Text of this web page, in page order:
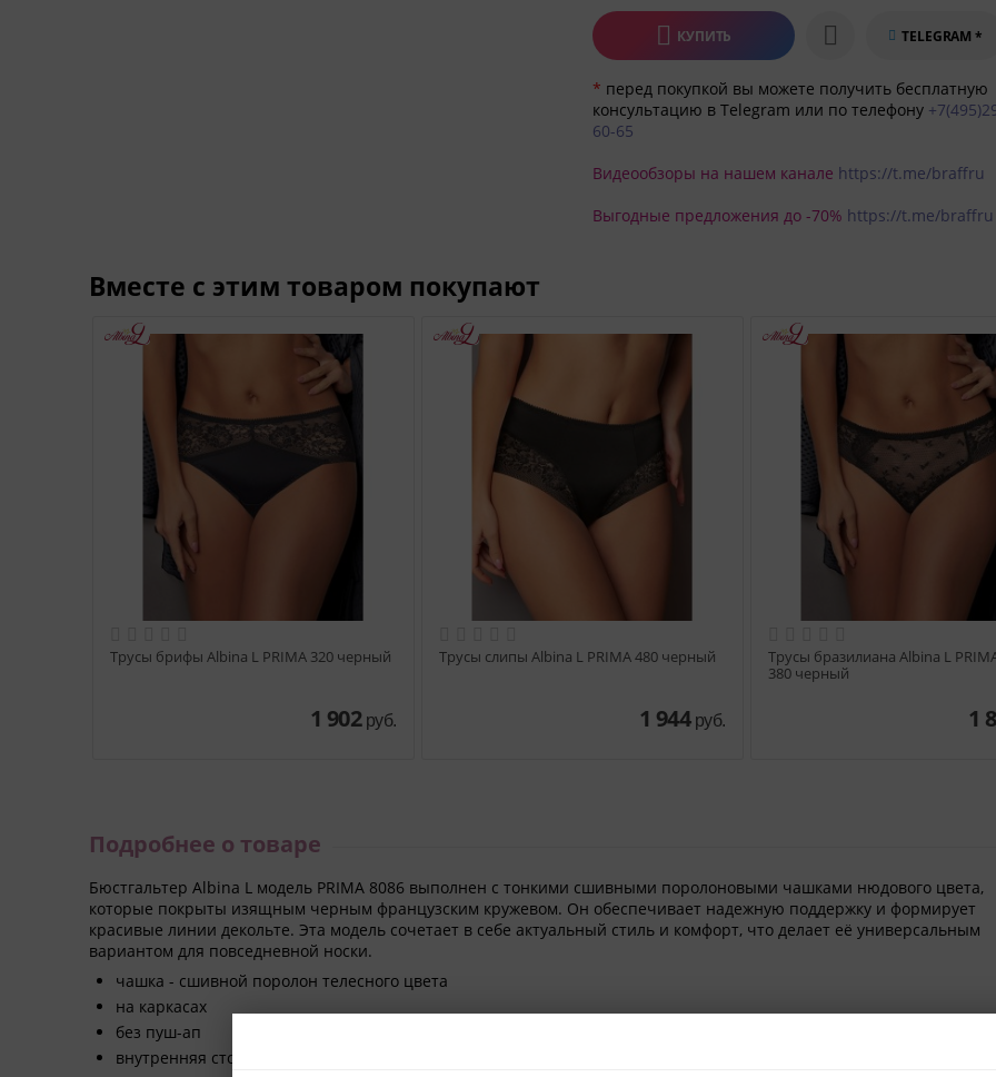
КУПИТЬ TELEGRAM *
* перед покупкой вы можете получить бесплатную
консультацию в Telegram или по телефону
60-65
Видеообзоры на нашем канале https://t.me/braffru
Выгодные предложения до -70% https://t.me/braffru
Вместе с этим товаром покупают
Трусы брифы Albina L PRIMA 320 черный
1 902 руб.
Трусы слипы Albina L PRIMA 480 черный
1 944 руб.
Трусы бразилиана Albina L
380 черный
1
Подробнее о товаре
Бюстгальтер Albina L модель PRIMA 8086 выполнен с тонкими сшивными поролоновыми чашками нюдового цвета,
которые покрыты изящным черным французским кружевом. Он обеспечивает надежную поддержку и формирует
красивые линии декольте. Эта модель сочетает в себе актуальный стиль и комфорт, что делает её универсальным
вариантом для повседневной носки.
чашка - сшивной поролон телесного цвета
на каркасах
без пуш-ап
внутренняя сторона чашки до половины - хлопок